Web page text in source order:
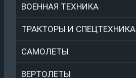
ВОЕННАЯ ТЕХНИКА
ТРАКТОРЫ И СПЕЦТЕХНИКА
САМОЛЕТЫ
ВЕРТОЛЕТЫ